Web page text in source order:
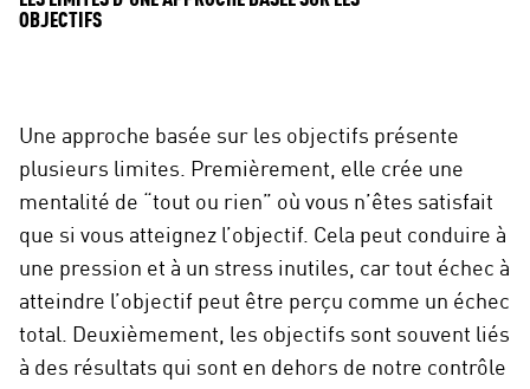
OBJECTIFS
Une approche basée sur les objectifs présente
plusieurs limites. Premièrement, elle crée une
mentalité de “tout ou rien” où vous n’êtes satisfait
que si vous atteignez l’objectif. Cela peut conduire à
une pression et à un stress inutiles, car tout échec à
atteindre l’objectif peut être perçu comme un échec
total. Deuxièmement, les objectifs sont souvent liés
à des résultats qui sont en dehors de notre contrôle